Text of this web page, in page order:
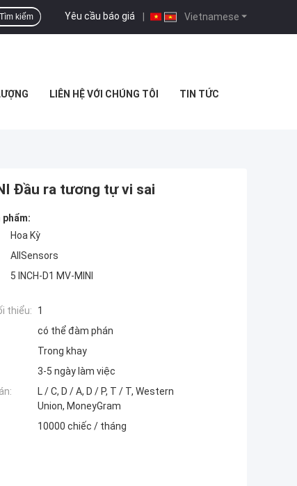
Vietnamese
Yêu cầu báo giá |
Tìm kiếm
LIÊN HỆ VỚI CHÚNG TÔI TIN TỨC
Đầu ra tương tự vi sai
Hoa Kỳ
AllSensors
5 INCH-D1 MV-MINI
thiểu:
1
có thể đàm phán
Trong khay
3-5 ngày làm việc
L / C, D / A, D / P, T / T, Western
Union, MoneyGram
10000 chiếc / tháng